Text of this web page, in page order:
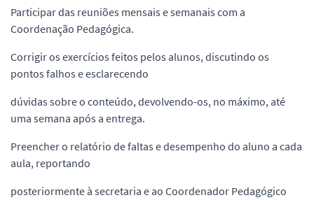
Participar das reuniões mensais e semanais com a
Coordenação Pedagógica.
Corrigir os exercícios feitos pelos alunos, discutindo os
pontos falhos e esclarecendo
dúvidas sobre o conteúdo, devolvendo-os, no máximo, até
uma semana após a entrega.
Preencher o relatório de faltas e desempenho do aluno a cada
aula, reportando
posteriormente à secretaria e ao Coordenador Pedagógico